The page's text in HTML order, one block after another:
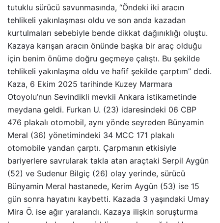
tutuklu sürücü savunmasında, “Öndeki iki aracın
tehlikeli yakınlaşması oldu ve son anda kazadan
kurtulmaları sebebiyle bende dikkat dağınıklığı oluştu.
Kazaya karışan aracın önünde başka bir araç olduğu
için benim önüme doğru geçmeye çalıştı. Bu şekilde
tehlikeli yakınlaşma oldu ve hafif şekilde çarptım” dedi.
Kaza, 6 Ekim 2025 tarihinde Kuzey Marmara
Otoyolu’nun Sevindikli mevkii Ankara istikametinde
meydana geldi. Furkan U. (23) idaresindeki 06 CBP
476 plakalı otomobil, aynı yönde seyreden Bünyamin
Meral (36) yönetimindeki 34 MCC 171 plakalı
otomobile yandan çarptı. Çarpmanın etkisiyle
bariyerlere savrularak takla atan araçtaki Serpil Aygün
(52) ve Sudenur Bilgiç (26) olay yerinde, sürücü
Bünyamin Meral hastanede, Kerim Aygün (53) ise 15
gün sonra hayatını kaybetti. Kazada 3 yaşındaki Umay
Mira Ö. ise ağır yaralandı. Kazaya ilişkin soruşturma